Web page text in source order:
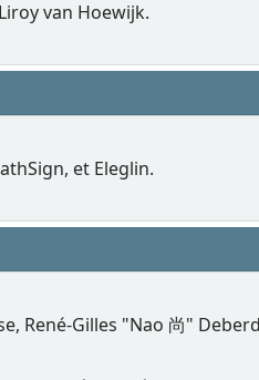
van Hoewijk.
et Eleglin.
René-Gilles "Nao 尚"